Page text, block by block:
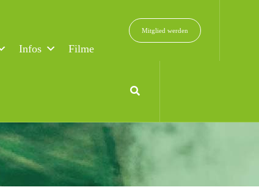
Infos
Filme
Mitglied werden